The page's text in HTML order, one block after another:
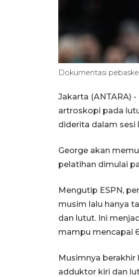
Dokumentasi
Jakarta (ANTARA)
artroskopi pada
diderita dalam sesi
George akan
pelatihan dimulai
Mengutip ESPN,
musim lalu hanya
dan lutut. Ini
mampu mencapai
Musimnya
adduktor kiri dan